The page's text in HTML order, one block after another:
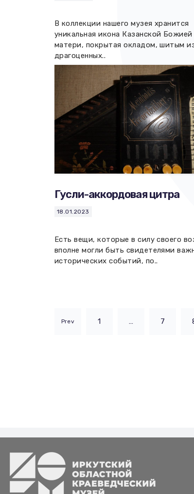
В коллекции нашего музея хранится
уникальная икона Казанской Божией
матери, покрытая окладом, шитым
драгоценных..
Гусли-аккордовая цитра
18.01.2023
Есть вещи, которые в силу своего
вполне могли быть свидетелями
исторических событий, по..
Prev 1 … 7